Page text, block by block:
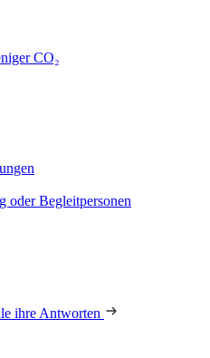
CO₂
oder Begleitpersonen
ihre Antworten